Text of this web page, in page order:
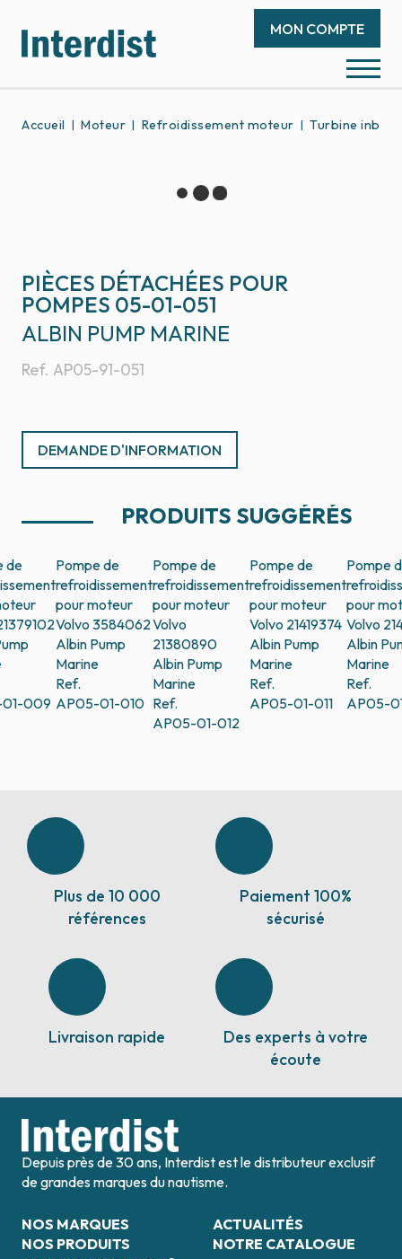
MON COMPTE
Accueil Moteur Refroidissement moteur Turbine
PIÈCES DÉTACHÉES POUR
POMPES 05-01-051
Ref. AP05-91-051
ALBIN PUMP MARINE
DEMANDE D'INFORMATION
PRODUITS SUGGÉRÉS
de
009
Pompe de
refroidissement
pour moteur
Volvo 3584062
Albin Pump
Marine
Ref.
AP05-01-010
Pompe de
refroidissement
pour moteur
Volvo
21380890
Albin Pump
Marine
Ref.
AP05-01-012
Pompe de
refroidissement
pour moteur
Volvo 21419374
Albin Pump
Marine
Ref.
AP05-01-011
Pompe
pour
Volvo
Albin
Marine
Ref.
AP05-
Plus de 10 000
références
Paiement 100%
sécurisé
Livraison rapide
Des experts à votre
écoute
Depuis près de 30 ans, Interdist est le distributeur exclusif
de grandes marques du nautisme.
NOS MARQUES
NOS PRODUITS
ACTUALITÉS
NOTRE CATALOGUE